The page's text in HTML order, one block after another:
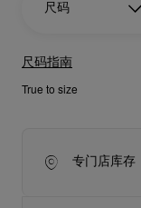
尺码
尺码指南
True to size
专门店库存